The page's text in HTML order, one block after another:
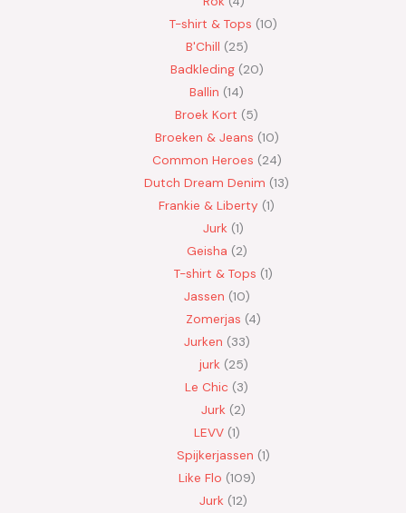
T-shirt & Tops 10
B'Chill 25
Badkleding 20
Ballin 14
Broek Kort 5
Broeken & Jeans 10
Common Heroes 24
Dutch Dream Denim 13
Frankie & Liberty 1
Jurk 1
Geisha 2
T-shirt & Tops 1
Jassen 10
Zomerjas 4
Jurken 33
jurk 25
Le Chic 3
Jurk 2
LEVV 1
Spijkerjassen 1
Like Flo 109
Jurk 12